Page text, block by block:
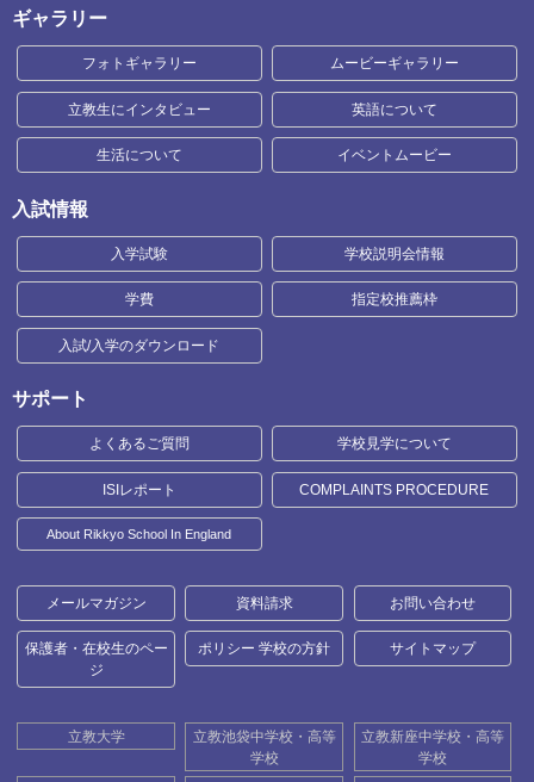
ギャラリー
フォトギャラリー ムービーギャラリー
立教生にインタビュー 英語について
生活について イベントムービー
入試情報
入学試験 学校説明会情報
学費 指定校推薦枠
入試/入学のダウンロード
サポート
よくあるご質問 学校見学について
ISIレポート COMPLAINTS PROCEDURE
About Rikkyo School In England
メールマガジン 資料請求 お問い合わせ
保護者・在校生のペー
ジ
ポリシー 学校の方針 サイトマップ
立教大学
立教池袋中学校・高等
学校
立教新座中学校・高等
学校